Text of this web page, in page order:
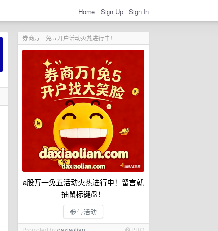
Home Sign Up Sign In
券商万一免五开户活动火热进行中！
a股万一免五活动火热进行中！留言就
抽鼠标键盘！
参与活动
Promoted bydaxiaolian PRO